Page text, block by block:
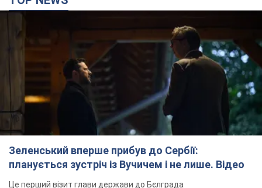
Зеленський вперше прибув до Сербії:
планується зустріч із Вучичем і не лише. Відео
Це перший візит глави держави до Бєлграда
2 години тому 76,5 т.
"Верніть Федорова": у містах України 23-й день
поспіль тривають масові мітинги з
картонками. Фото і відео
Учасники акцій продовжують серію щоденних протестів
3 години тому 2,2 т.